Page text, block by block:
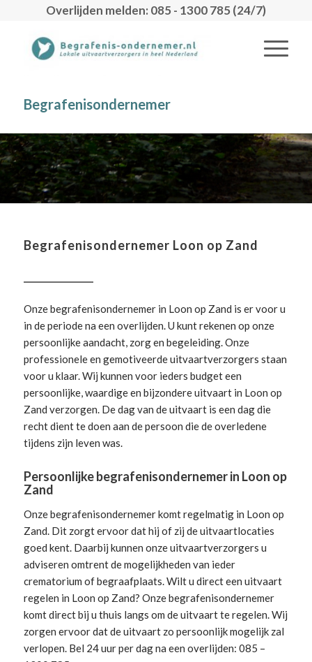
Overlijden melden: 085 - 1300 785 (24/7)
Begrafenisondernemer
Begrafenisondernemer Loon op Zand
Onze begrafenisondernemer in Loon op Zand is er voor u
in de periode na een overlijden. U kunt rekenen op onze
persoonlijke aandacht, zorg en begeleiding.Onze
professionele en gemotiveerde uitvaartverzorgers staan
voor u klaar. Wij kunnen voor ieders budget een
persoonlijke, waardige en bijzondere uitvaart in Loon op
Zand verzorgen. De dag van de uitvaart is een dag die
recht dient te doen aan de persoon die de overledene
tijdens zijn leven was.
Persoonlijke begrafenisondernemer in Loon op
Zand
Onze begrafenisondernemer komt regelmatig in Loon op
Zand. Dit zorgt ervoor dat hij of zij de uitvaartlocaties
goed kent. Daarbij kunnen onze uitvaartverzorgers u
adviseren omtrent de mogelijkheden van ieder
crematorium of begraafplaats. Wilt u direct een uitvaart
regelen in Loon op Zand? Onze begrafenisondernemer
komt direct bij u thuis langs om de uitvaart te regelen. Wij
zorgen ervoor dat de uitvaart zo persoonlijk mogelijk zal
verlopen. Bel 24 uur per dag na een overlijden: 085 –